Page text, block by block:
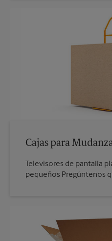
Cajas para
Televisores de pantalla
pequeños Pregúntenos